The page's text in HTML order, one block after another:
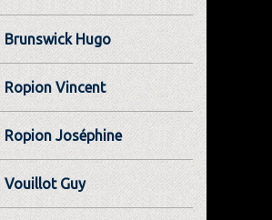
Brunswick Hugo
Ropion Vincent
Ropion Joséphine
Vouillot Guy